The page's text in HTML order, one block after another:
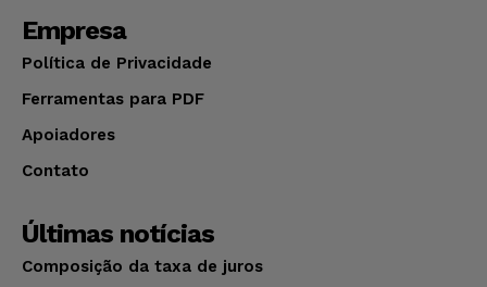
Empresa
Política de Privacidade
Ferramentas para PDF
Apoiadores
Contato
Últimas notícias
Composição da taxa de juros